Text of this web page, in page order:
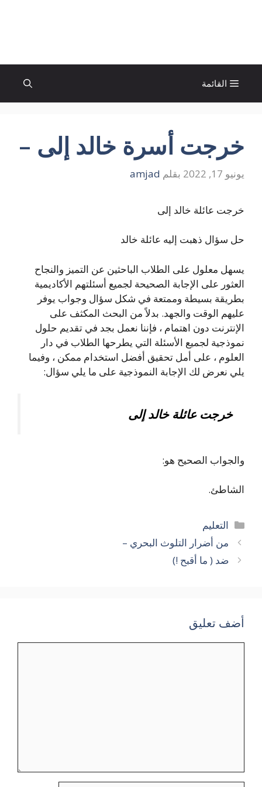
القائمة
خرجت أسرة خالد إلى –
يونيو 17, 2022 بقلم amjad
خرجت عائلة خالد إلى
حل سؤال ذهبت إليه عائلة خالد
يسهل معلول على الطلاب الباحثين عن التميز والنجاح
العثور على الإجابة الصحيحة لجميع أسئلتهم الأكاديمية
بطريقة بسيطة وممتعة في شكل سؤال وجواب يوفر
عليهم الوقت والجهد. بدلاً من البحث المكثف على
الإنترنت دون اهتمام ، فإننا نعمل بجد في تقديم حلول
نموذجية لجميع الأسئلة التي يطرحها الطلاب في دار
العلوم ، على أمل تحقيق أفضل استخدام ممكن ، وفيما
يلي نعرض لك الإجابة النموذجية على ما يلي سؤال:
خرجت عائلة خالد إلى
والجواب الصحيح هو:
الشاطئ.
التصنيفات
التعليم
من أضرار التلوث البحري –
ضد ( ما أقبح !)
أضف تعليق